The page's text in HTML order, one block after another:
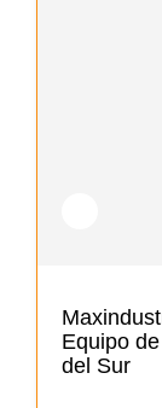
Equipo
del Sur